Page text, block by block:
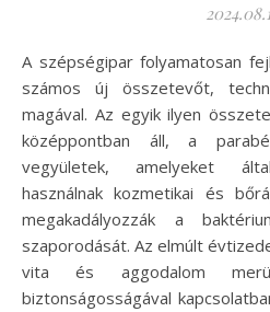
A szépségipar folyamatosan fejlődik, és e fejlődés során
számos új összetevőt,
magával. Az egyik ilyen
középpontban áll, a
vegyületek, amelyeket
használnak kozmetikai és
megakadályozzák a
szaporodását. Az elmúlt
vita és aggodalom
biztonságosságával